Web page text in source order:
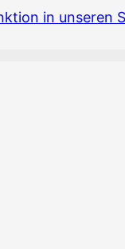
in unseren